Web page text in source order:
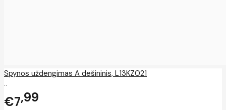
Spynos uždengimas A dešininis, L13KZ021
..
€7 99